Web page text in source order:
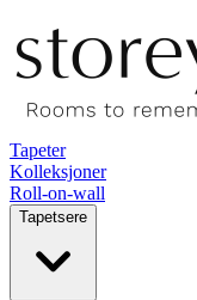
Tapeter
Kolleksjoner
Roll-on-wall
Tapetsere